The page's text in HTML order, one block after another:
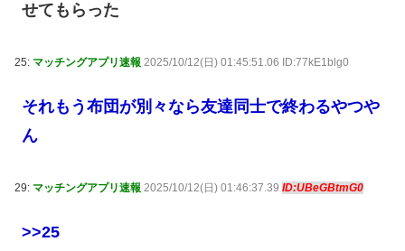
せてもらった
25: マッチングアプリ速報 2025/10/12(日) 01:45:51.06 ID:77kE1blg0
それもう布団が別々なら友達同士で終わるやつや
ん
29: マッチングアプリ速報 2025/10/12(日) 01:46:37.39 ID:UBeGBtmG0
>>25